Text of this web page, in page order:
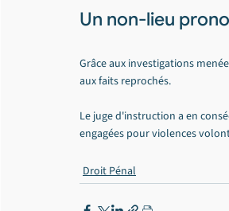
Un non-lieu
Grâce aux investigations
aux faits reprochés.
Le juge d'instruction a en
engagées pour violences
Droit Pénal